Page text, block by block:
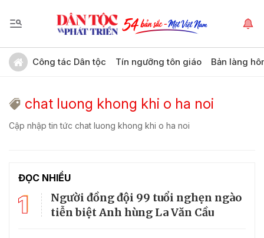
Công tác Dân tộc Tín ngưỡng tôn giáo Bản làng
chat luong khong khi o ha noi
Cập nhập tin tức chat luong khong khi o ha noi
ĐỌC NHIỀU
1
Người đồng đội 99 tuổi nghẹn ngào
tiễn biệt Anh hùng La Văn Cầu